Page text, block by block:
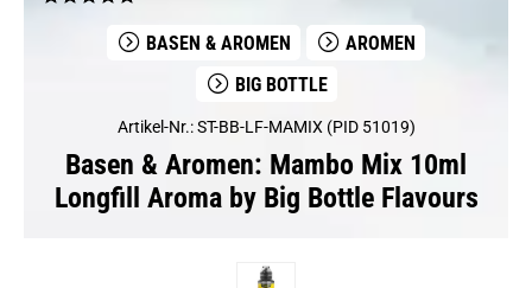
BASEN & AROMEN
AROMEN
BIG BOTTLE
Artikel-Nr.: ST-BB-LF-MAMIX (PID 51019)
Basen & Aromen: Mambo Mix 10ml
Longfill Aroma by Big Bottle Flavours